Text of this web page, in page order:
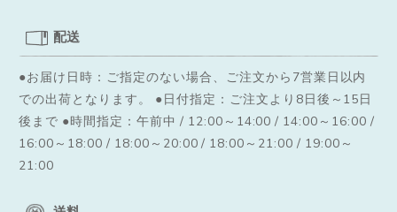
配送
●お届け日時：ご指定のない場合、ご注文から7営業日以内
での出荷となります。
●日付指定：ご注文より8日後～15日
後まで ●時間指定：午前中 / 12:00～14:00 / 14:00～16:00 /
16:00～18:00 / 18:00～20:00 / 18:00～21:00 / 19:00～
21:00